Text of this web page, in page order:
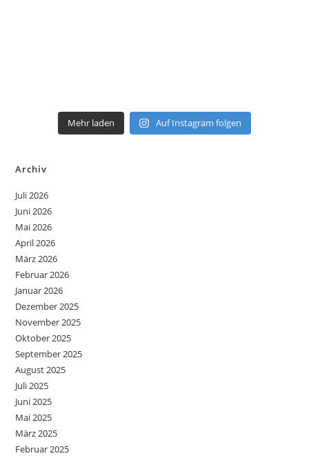
Mehr laden Auf Instagram folgen
Archiv
Juli 2026
Juni 2026
Mai 2026
April 2026
März 2026
Februar 2026
Januar 2026
Dezember 2025
November 2025
Oktober 2025
September 2025
August 2025
Juli 2025
Juni 2025
Mai 2025
März 2025
Februar 2025